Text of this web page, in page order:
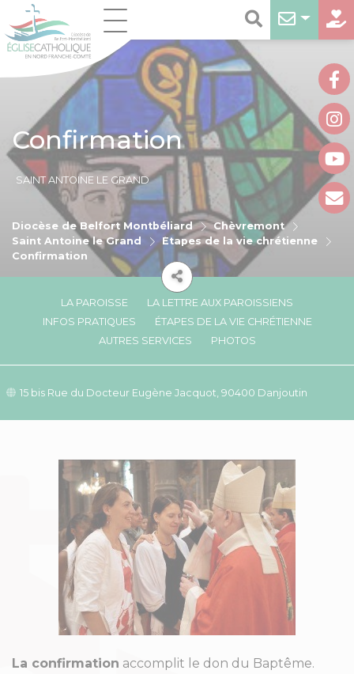
Confirmation
SAINT ANTOINE LE GRAND
Diocèse de Belfort Montbéliard
Chèvremont
Saint Antoine le Grand
Étapes de la vie chrétienne
Confirmation
LA PAROISSE
LA LETTRE AUX PAROISSIENS
INFOS PRATIQUES
ÉTAPES DE LA VIE CHRÉTIENNE
AUTRES SERVICES
PHOTOS
15 bis Rue du Docteur Eugène Jacquot, 90400 Danjoutin
La confirmation accomplit le don du Baptême.